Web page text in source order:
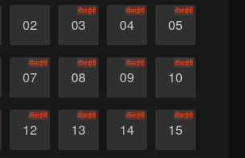
02 03
वीआईपी
04
वीआईपी
05
वीआईपी
07
वीआईपी
08
वीआईपी
09
वीआईपी
10
वीआईपी
12
वीआईपी
13
वीआईपी
14
वीआईपी
15
वीआईपी